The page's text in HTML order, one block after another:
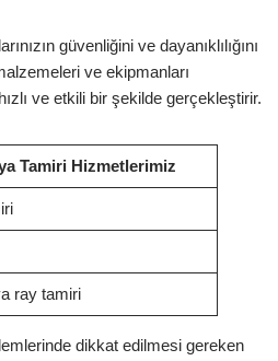
güvenliğini ve dayanıklılığını
ve ekipmanları
ve etkili bir şekilde gerçekleştirir.
Tamiri Hizmetlerimiz
ray tamiri
dikkat edilmesi gereken